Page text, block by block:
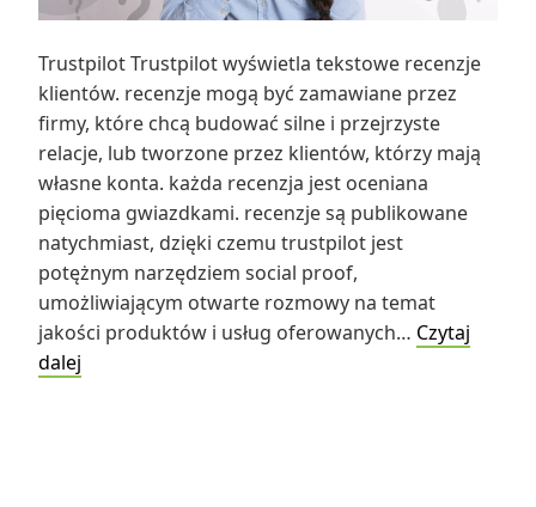
Trustpilot Trustpilot wyświetla tekstowe recenzje
klientów. recenzje mogą być zamawiane przez
firmy, które chcą budować silne i przejrzyste
relacje, lub tworzone przez klientów, którzy mają
własne konta. każda recenzja jest oceniana
pięcioma gwiazdkami. recenzje są publikowane
natychmiast, dzięki czemu trustpilot jest
potężnym narzędziem social proof,
umożliwiającym otwarte rozmowy na temat
jakości produktów i usług oferowanych… Czytaj
dalej